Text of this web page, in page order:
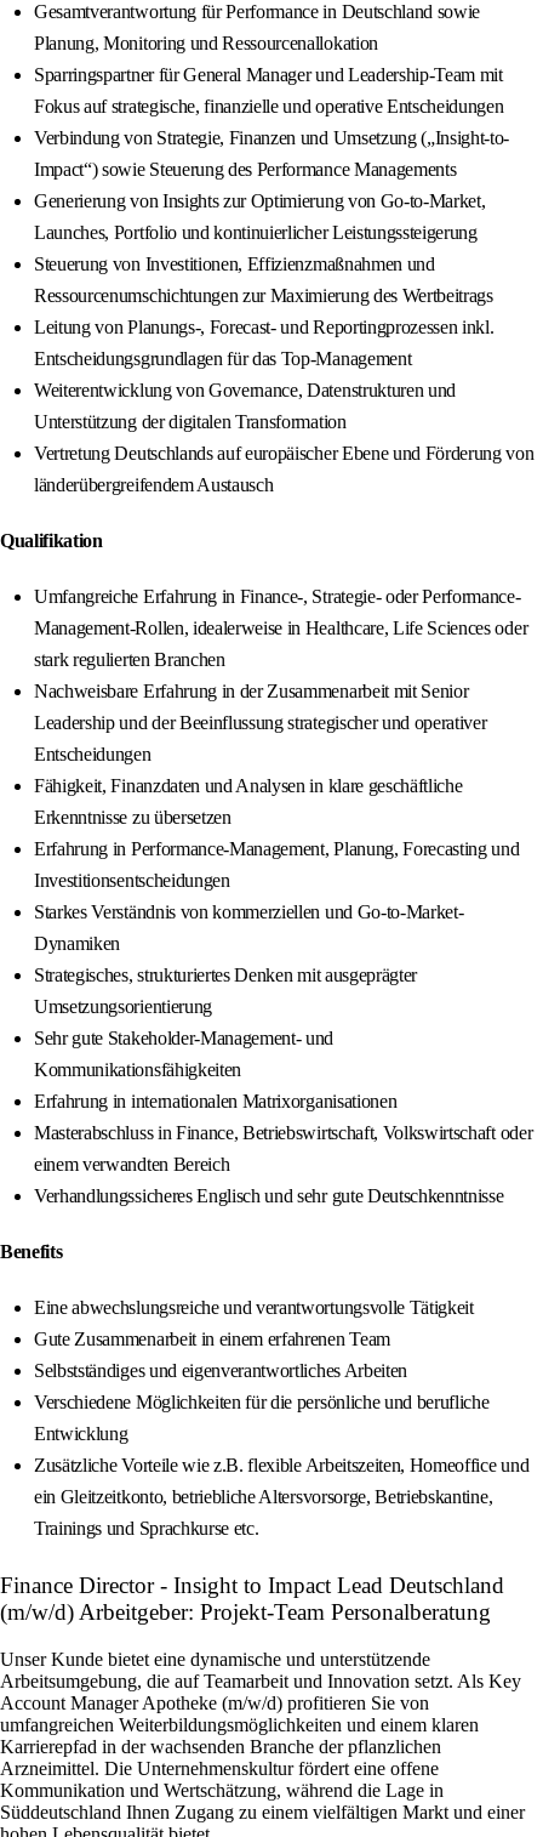
Gesamtverantwortung für Performance in Deutschland sowie
Planung, Monitoring und Ressourcenallokation
Sparringspartner für General Manager und Leadership-Team mit
Fokus auf strategische, finanzielle und operative Entscheidungen
Verbindung von Strategie, Finanzen und Umsetzung („Insight-to-
Impact“) sowie Steuerung des Performance Managements
Generierung von Insights zur Optimierung von Go-to-Market,
Launches, Portfolio und kontinuierlicher Leistungssteigerung
Steuerung von Investitionen, Effizienzmaßnahmen und
Ressourcenumschichtungen zur Maximierung des Wertbeitrags
Leitung von Planungs-, Forecast- und Reportingprozessen inkl.
Entscheidungsgrundlagen für das Top-Management
Weiterentwicklung von Governance, Datenstrukturen und
Unterstützung der digitalen Transformation
Vertretung Deutschlands auf europäischer Ebene und Förderung von
länderübergreifendem Austausch
Qualifikation
Umfangreiche Erfahrung in Finance-, Strategie- oder Performance-
Management-Rollen, idealerweise in Healthcare, Life Sciences oder
stark regulierten Branchen
Nachweisbare Erfahrung in der Zusammenarbeit mit Senior
Leadership und der Beeinflussung strategischer und operativer
Entscheidungen
Fähigkeit, Finanzdaten und Analysen in klare geschäftliche
Erkenntnisse zu übersetzen
Erfahrung in Performance-Management, Planung, Forecasting und
Investitionsentscheidungen
Starkes Verständnis von kommerziellen und Go-to-Market-
Dynamiken
Strategisches, strukturiertes Denken mit ausgeprägter
Umsetzungsorientierung
Sehr gute Stakeholder-Management- und
Kommunikationsfähigkeiten
Erfahrung in internationalen Matrixorganisationen
Masterabschluss in Finance, Betriebswirtschaft, Volkswirtschaft oder
einem verwandten Bereich
Verhandlungssicheres Englisch und sehr gute Deutschkenntnisse
Benefits
Eine abwechslungsreiche und verantwortungsvolle Tätigkeit
Gute Zusammenarbeit in einem erfahrenen Team
Selbstständiges und eigenverantwortliches Arbeiten
Verschiedene Möglichkeiten für die persönliche und berufliche
Entwicklung
Zusätzliche Vorteile wie z.B. flexible Arbeitszeiten, Homeoffice und
ein Gleitzeitkonto, betriebliche Altersvorsorge, Betriebskantine,
Trainings und Sprachkurse etc.
Finance Director - Insight to Impact Lead Deutschland
(m/w/d) Arbeitgeber: Projekt-Team Personalberatung
Unser Kunde bietet eine dynamische und unterstützende
Arbeitsumgebung, die auf Teamarbeit und Innovation setzt. Als Key
Account Manager Apotheke (m/w/d) profitieren Sie von
umfangreichen Weiterbildungsmöglichkeiten und einem klaren
Karrierepfad in der wachsenden Branche der pflanzlichen
Arzneimittel. Die Unternehmenskultur fördert eine offene
Kommunikation und Wertschätzung, während die Lage in
Süddeutschland Ihnen Zugang zu einem vielfältigen Markt und einer